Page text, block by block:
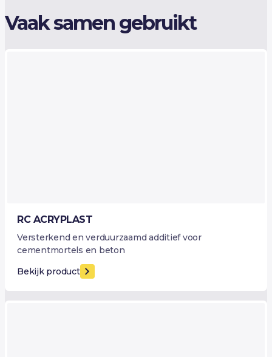
Vaak samen gebruikt
RC ACRYPLAST
Versterkend en verduurzaamd additief voor
cementmortels en beton
Bekijk product